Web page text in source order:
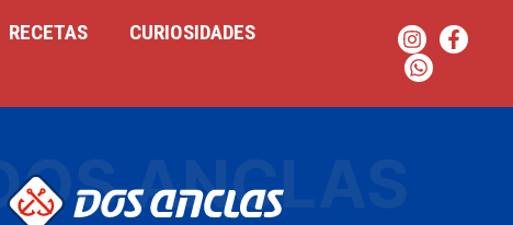
RECETAS
CURIOSIDADES
DOS ANCLAS